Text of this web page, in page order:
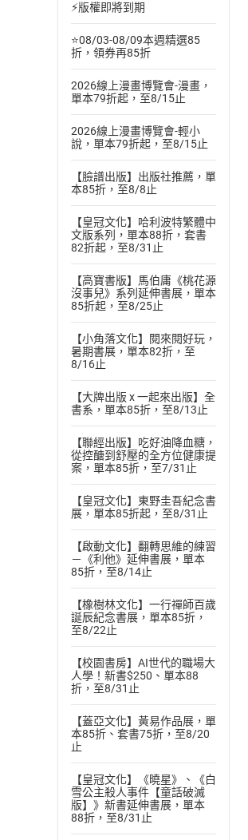
⚡版權即將到期
⭐08/03-08/09本週精選85
折，領券再85折
2026線上漫畫博覽會-漫畫，
單本79折起，至8/15止
2026線上漫畫博覽會-輕小
說，單本79折起，至8/15止
【臉譜出版】出版社推薦，單
本85折，至8/8止
【皇冠文化】哈利波特繁體中
文版系列，單本88折，套書
82折起，至8/31止
【高寶書版】馬伯庸《桃花源
沒事兒》系列延伸書展，單本
85折起，至8/25止
【小角落文化】閱來閱好玩，
暑期書展，單本82折，至
8/16止
【大牌出版 x 一起來出版】全
書系，單本85折，至8/13止
【聯經出版】吃好油降血糖，
從控醣到舒壓的全方位健康提
案，單本85折，至7/31止
【皇冠文化】東野圭吾紀念書
展，單本85折起，至8/31止
【啟動文化】翻轉思維的練習
－《利他》延伸書展，單本
85折，至8/14止
【橡樹林文化】一行禪師百歲
誕辰紀念書展，單本85折，
至8/22止
【校園書房】AI世代的職場大
人學！新書$250、單本88
折，至8/31止
【蓋亞文化】黃易作品展，單
本85折、套書75折，至8/20
止
【皇冠文化】《曉星》、《白
雪公主殺人事件【童話破滅
版】》新書延伸書展，單本
88折，至8/31止